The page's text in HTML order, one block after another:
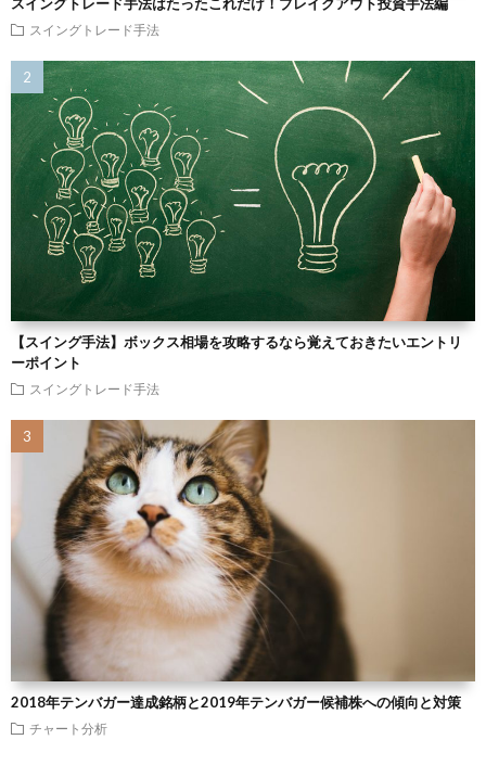
スイングトレード手法
【スイング手法】ボックス相場を攻略するなら覚えておきたいエントリ
ーポイント
スイングトレード手法
2018年テンバガー達成銘柄と2019年テンバガー候補株への傾向と対策
チャート分析